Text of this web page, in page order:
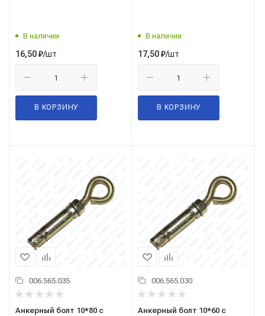
В наличии
16,50₽/шт
В КОРЗИНУ
В наличии
17,50₽/шт
В КОРЗИНУ
006.565.035
Анкерный болт 10*80 с
006.565.030
Анкерный болт 10*60 с